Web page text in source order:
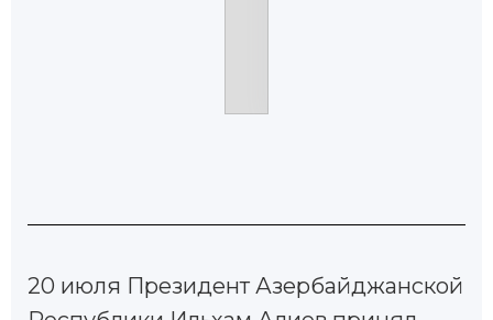
20 июля Президент Азербайджанской